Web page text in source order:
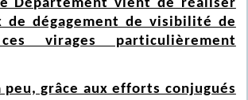
Département vient de réaliser
de dégagement de visibilité de
virages particulièrement
peu, grâce aux efforts conjugués